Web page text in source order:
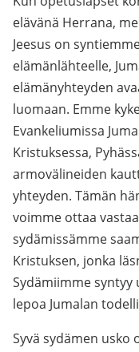
elävänä Herrana,
Jeesus on
elämänlähteelle,
elämänyhteyden
luomaan. Emme
Evankeliumissa
Kristuksessa,
armovälineiden
yhteyden. Tämän
voimme ottaa
sydämissämme
Kristuksen, jonka
Sydämiimme syntyy
lepoa Jumalan
Syvä sydämen usko